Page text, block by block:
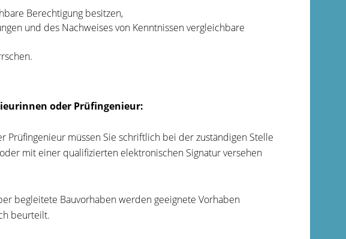
Berechtigung besitzen,
und des Nachweises von Kenntnissen vergleichbare
oder Prüfingenieur:
Prüfingenieur müssen Sie schriftlich bei der zuständigen Stelle
mit einer qualifizierten elektronischen Signatur versehen
begleitete Bauvorhaben werden geeignete Vorhaben
beurteilt.